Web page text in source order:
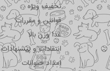
تخفیف ویژه
قوانین و مقررات
غذا وزن بالا
انتقادات و پیشنهادات
امداد حیوانات